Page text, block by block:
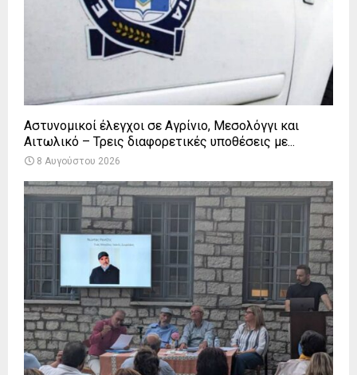
Αστυνομικοί έλεγχοι σε Αγρίνιο, Μεσολόγγι και
Αιτωλικό – Τρεις διαφορετικές υποθέσεις με...
8 Αυγούστου 2026